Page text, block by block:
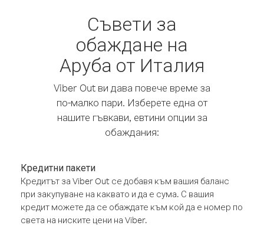
Съвети за
обаждане на
Аруба от Италия
Viber Out ви дава повече време за
по-малко пари. Изберете една от
нашите гъвкави, евтини опции за
обаждания:
Кредитни пакети
Кредитът за Viber Out се добавя към вашия баланс
при закупуване на каквато и да е сума. С вашия
кредит можете да се обаждате към кой да е номер по
света на ниските цени на Viber.